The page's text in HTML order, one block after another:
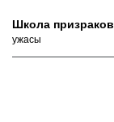
Школа призраков
ужасы